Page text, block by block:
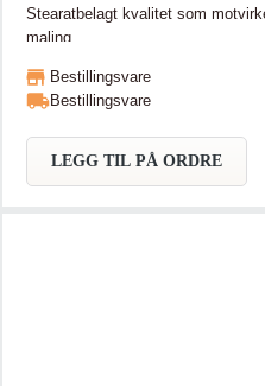
Stearatbelagt kvalitet som
maling.
Bestillingsvare
Bestillingsvare
LEGG TIL PÅ ORDRE